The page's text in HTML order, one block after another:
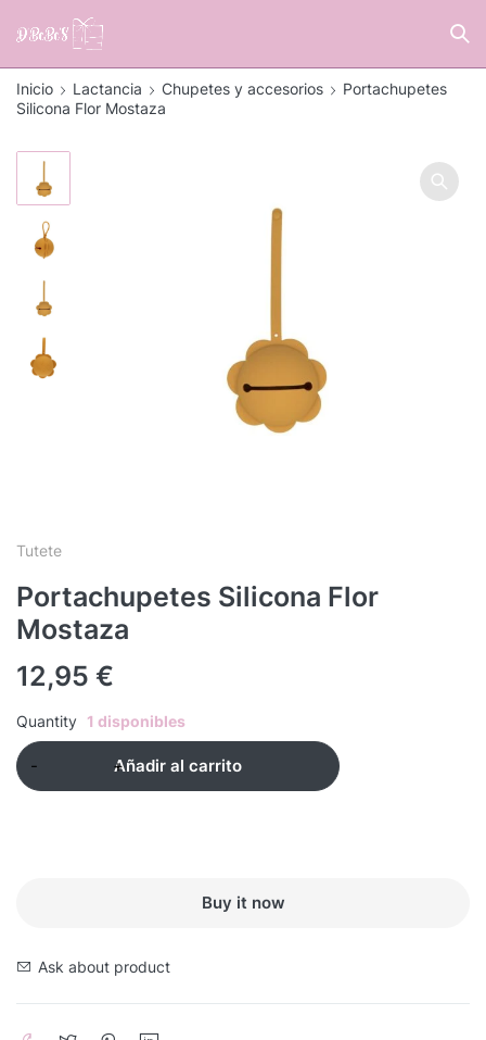
Inicio Lactancia Chupetes y accesorios
Portachupetes
Silicona Flor Mostaza
Tutete
Portachupetes Silicona Flor
Mostaza
12,95 €
Quantity 1 disponibles
Añadir al carrito
Buy it now
Ask about product